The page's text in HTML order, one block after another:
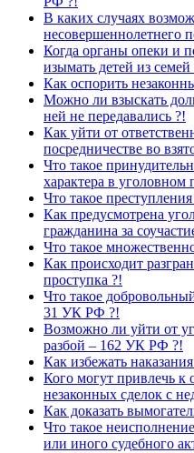
В каких случаях
несовершеннолетнего
Когда органы опеки и
изымать детей из семей
Как оспорить
Можно ли взыскать
ней не передавались ?!
Как уйти от
посредничестве во
Что такое
характера в уголовном
Что такое
Как предусмотрена
гражданина за
Что такое
Как происходит
проступка ?!
Что такое
31 УК РФ ?!
Возможно ли уйти от
разбой – 162 УК РФ ?!
Как избежать
Кого могут привлечь к
незаконных сделок с
Как доказать
Что такое
или иного судебного